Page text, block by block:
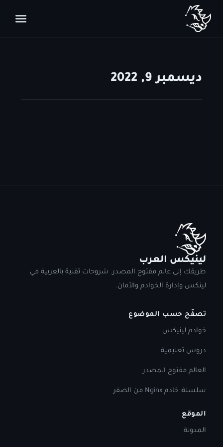
ديسمبر 9, 2022
لينيكس العرب
طريقك إلى عالم مفتوح المصدر. شروحات تقنية بالعربية في
لينكس وإدارة الخوادم والأمان.
تصفّح حسب الموضوع
خوادم لينيكس
دروس تعليمية
العالم مفتوح المصدر
سلسلة: خادم Nginx من الصفر
الموقع
المدونة